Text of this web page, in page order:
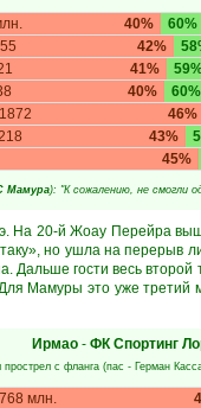
40% 60%
42%
41%
40% 60%
46%
1872
43%
45%
Мамура): "К сожалению, не смогли
На 20-й Жоау Перейра
но ушла на перерыв
Дальше гости весь
Мамуры это уже третий
Ирмао- ФК Спортинг
прострел с фланга (пас - Герман
768 млн.